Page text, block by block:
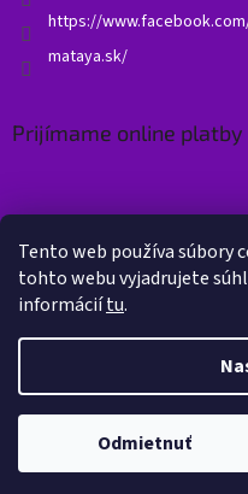
Tento web používa súbory
tohto webu vyjadrujete
informáciítu.
Odmietnuť
https://
mataya.sk/
Prijímame online platby
Copyright 2026Mataya.sk